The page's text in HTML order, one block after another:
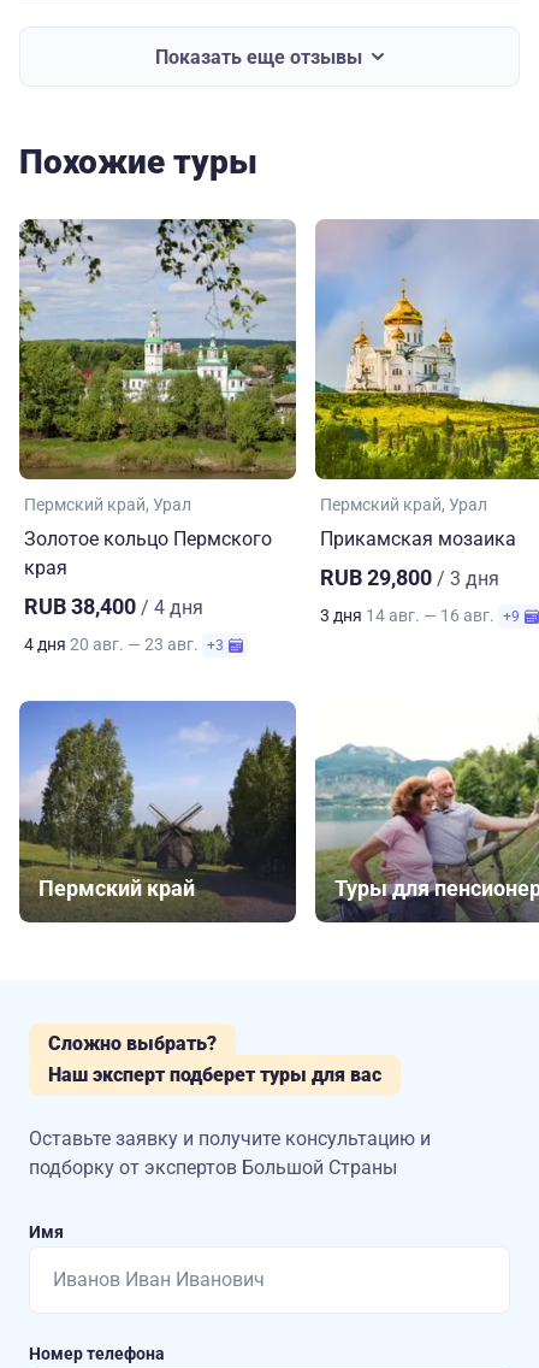
Показать еще отзывы
Похожие туры
Пермский край Урал
Золотое кольцо Пермского
края
RUB 38,400 / 4 дня
4 дня 20 авг. — 23 авг. +3
Пермский край Урал
Прикамская мозаика
RUB 29,800 / 3 дня
3 дня 14 авг. — 16 авг. +9
Пермский край Туры для
Сложно выбрать?
Наш эксперт подберет туры для вас
Оставьте заявку и получите консультацию и
подборку от экспертов Большой Страны
Имя
Номер телефона